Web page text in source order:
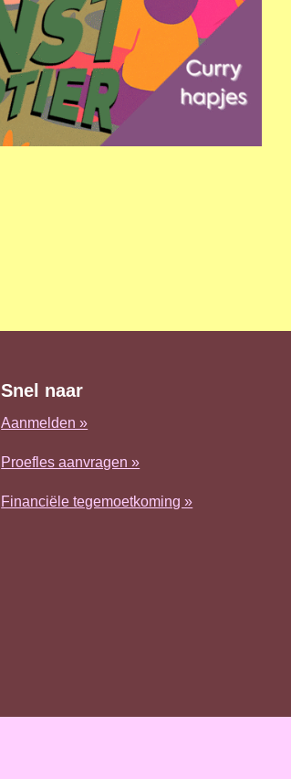
Snel naar
Aanmelden »
Proefles aanvragen »
Financiële tegemoetkoming »